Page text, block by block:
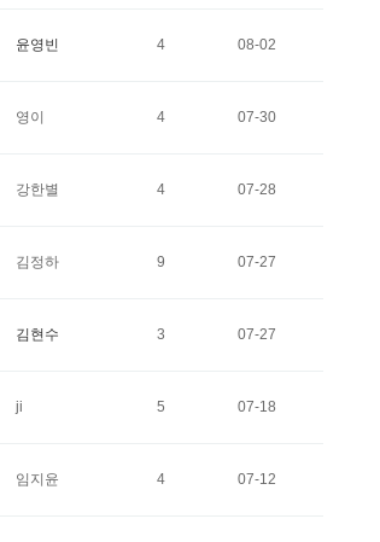
윤영빈 4 08-02
영이 4 07-30
강한별 4 07-28
김정하 9 07-27
김현수 3 07-27
ji 5 07-18
임지윤 4 07-12